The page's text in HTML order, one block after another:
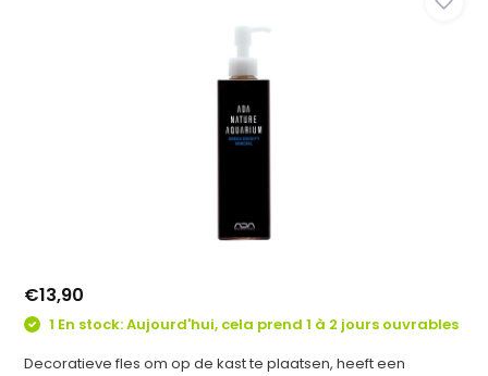
€13,90
1 En stock: Aujourd'hui, cela prend 1 à 2 jours ouvrables
Decoratieve fles om op de kast te plaatsen, heeft een